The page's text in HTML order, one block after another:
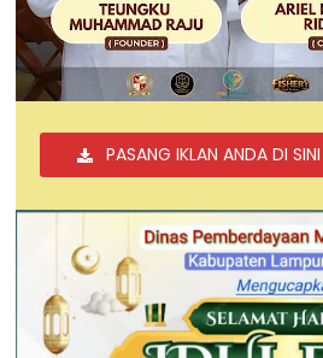
PASANG IKLAN ANDA DI